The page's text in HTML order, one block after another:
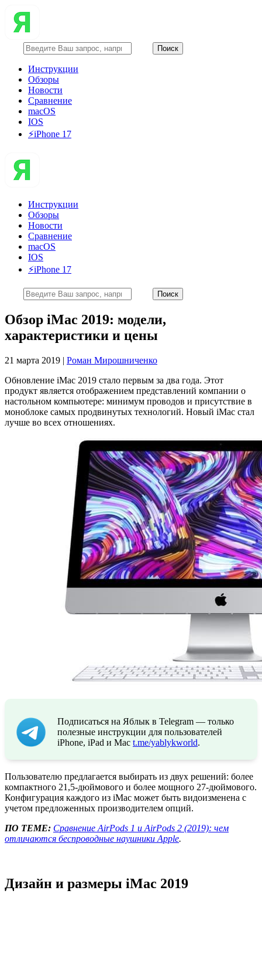
Инструкции
Обзоры
Новости
Сравнение
macOS
IOS
⚡️iPhone 17
Инструкции
Обзоры
Новости
Сравнение
macOS
IOS
⚡️iPhone 17
Обзор iMac 2019: модели,
характеристики и цены
21 марта 2019 | Роман Мирошниченко
Обновление iMac 2019 стало первым за два года. Этот
продукт является отображением представлений компании о
настольном компьютере: минимум проводов и присутствие в
моноблоке самых продвинутых технологий. Новый iMac стал
лучше во всех отношениях.
Подписаться на Яблык в Telegram — только
полезные инструкции для пользователей
iPhone, iPad и Mac t.me/yablykworld.
Пользователю предлагается выбирать из двух решений: более
компактного 21,5-дюймового и более мощного 27-дюймового.
Конфигурация каждого из iMac может быть видоизменена с
учетом предложенных производителем опций.
ПО ТЕМЕ: Сравнение AirPods 1 и AirPods 2 (2019): чем
отличаются беспроводные наушники Apple.
Дизайн и размеры iMac 2019